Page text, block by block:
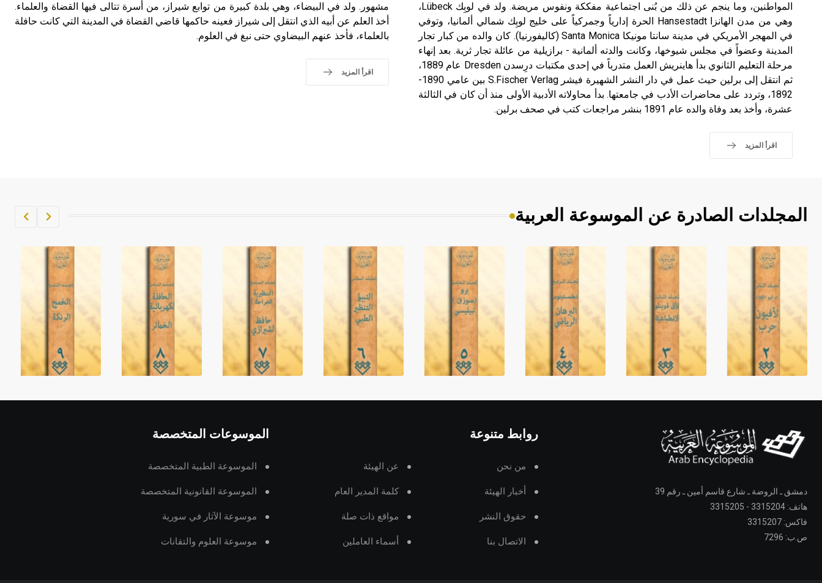
المواطنين، وما ينجم عن ذلك من بُنى اجتماعية مفككة ونفوس مريضة. ولد في لوبِك Lübeck،
وهي من مدن الهانزا Hansestadt الحرة إدارياً وجمركياً على خليج لوبِك شمالي ألمانيا، وتوفي
في المهجر الأمريكي في مدينة سانتا مونيكا Santa Monica (كاليفورنيا). كان والده من كبار تجار
المدينة وعضواً في مجلس شيوخها، وكانت والدته ألمانية - برازيلية من عائلة تجار ثرية. بعد إنهاء
مرحلة التعليم الثانوي بدأ هاينريش العمل متدرباً في إحدى مكتبات درِسدن Dresden عام 1889،
ثم انتقل إلى برلين حيث عمل في دار النشر الشهيرة فيشر S.Fischer Verlag بين عامي 1890-
1892، وتردد على محاضرات الأدب في جامعتها. بدأ محاولاته الأدبية الأولى منذ أن كان في الثالثة
عشرة، وأخذ بعد وفاة والده عام 1891 بنشر مراجعات كتب في صحف برلين.
اقرأ المزيد
مشهور. ولد في البيضاء، وهي بلدة كبيرة من توابع شيراز، من أسرة تتالى فيها القضاة والعلماء.
أخذ العلم عن أبيه الذي انتقل إلى شيراز فعينه حاكمها قاضي القضاة في المدينة التي كانت حافلة
بالعلماء، فأخذ عنهم البيضاوي حتى نبغ في العلوم.
اقرأ المزيد
المجلدات الصادرة عن الموسوعة العربية
دمشق ـ الروضة ـ شارع قاسم أمين ـ رقم 39
هاتف: 3315204 - 3315205
فاكس: 3315207
ص.ب: 7296
روابط متنوعة
من نحن عن الهيئة
أخبار الهيئة كلمة المدير العام
حقوق النشر مواقع ذات صلة
الاتصال بنا أسماء العاملين
الموسوعات المتخصصة
الموسوعة الطبية المتخصصة
الموسوعة القانونية المتخصصة
موسوعة الآثار في سورية
موسوعة العلوم والتقانات